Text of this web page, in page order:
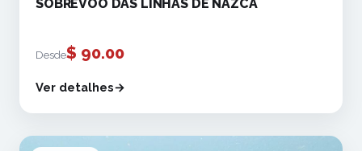
SOBREVOO DAS LINHAS DE NAZCA
Desde$ 90.00
Ver detalhes